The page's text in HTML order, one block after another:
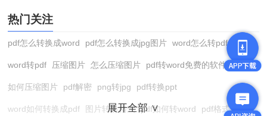
热门关注
pdf怎么转换成word pdf怎么转换成jpg图片 word怎么转pdf
word转pdf 压缩图片 怎么压缩图片 pdf转word免费的软件
如何压缩图片 pdf解密 png转jpg pdf转换ppt
word如何转换成pdf 图片转换格式 pdf如何转word pdf格式转换
展开全部 ∨